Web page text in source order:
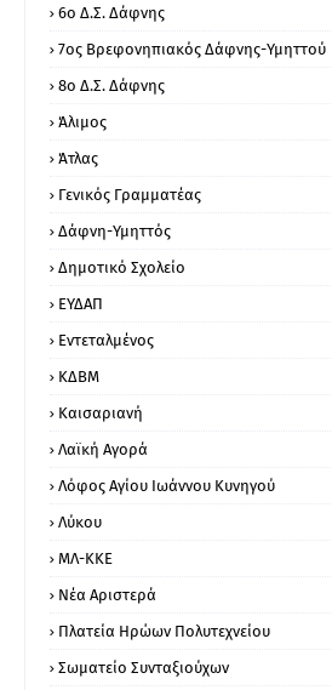
6ο Δ.Σ. Δάφνης
7ος Βρεφονηπιακός Δάφνης-Υμηττού
8ο Δ.Σ. Δάφνης
Άλιμος
Άτλας
Γενικός Γραμματέας
Δάφνη-Υμηττός
Δημοτικό Σχολείο
ΕΥΔΑΠ
Εντεταλμένος
ΚΔΒΜ
Καισαριανή
Λαϊκή Αγορά
Λόφος Αγίου Ιωάννου Κυνηγού
Λύκου
ΜΛ-ΚΚΕ
Νέα Αριστερά
Πλατεία Ηρώων Πολυτεχνείου
Σωματείο Συνταξιούχων